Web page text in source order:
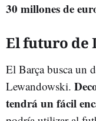
30 millones de
El futuro de
El Barça busca un
Lewandowski.
tendrá un fácil